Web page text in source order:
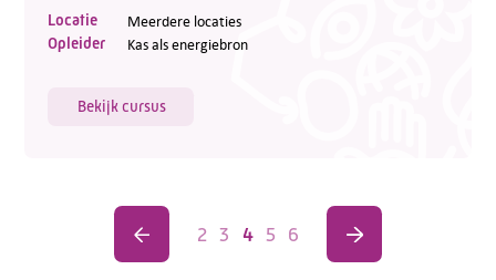
Locatie Meerdere locaties
Opleider Kas als energiebron
Bekijk cursus
2 3 4 5 6